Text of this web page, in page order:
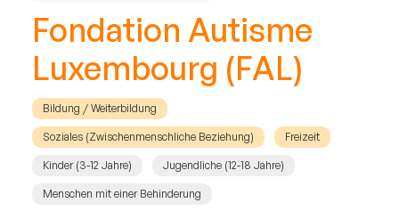
Fondation Autisme
Luxembourg (FAL)
Bildung / Weiterbildung
Soziales (Zwischenmenschliche Beziehung) Freizeit
Kinder (3-12 Jahre) Jugendliche (12-18 Jahre)
Menschen mit einer Behinderung